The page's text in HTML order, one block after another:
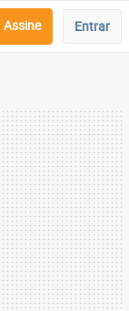
Assine Entrar